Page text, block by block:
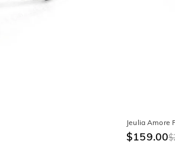
Jeulia Amore
$159.00